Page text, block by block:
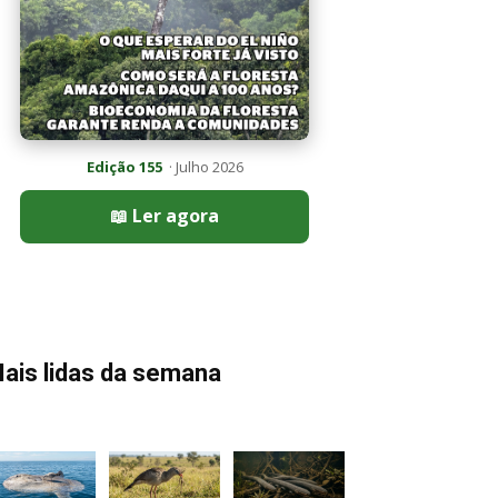
Edição 155· Julho 2026
📖 Ler agora
lidas da semana